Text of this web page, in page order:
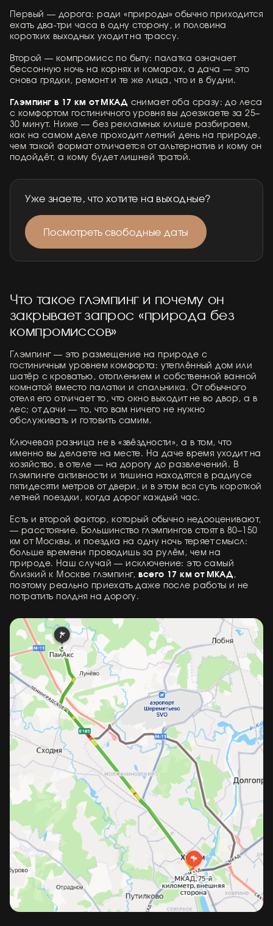
Первый — дорога: ради «природы» обычно приходится
ехать два-три часа в одну сторону, и половина
коротких выходных уходит на трассу.
Второй — компромисс по быту: палатка означает
бессонную ночь на корнях и комарах, а дача — это
снова грядки, ремонт и те же лица, что и в будни.
Глэмпинг в 17 км от МКАД снимает оба сразу: до леса
с комфортом гостиничного уровня вы доезжаете за 25–
30 минут. Ниже — без рекламных клише разбираем,
как на самом деле проходит летний день на природе,
чем такой формат отличается от альтернатив и кому он
подойдёт, а кому будет лишней тратой.
Уже знаете, что хотите на выходные?
Посмотреть свободные даты
Что такое глэмпинг и почему он
закрывает запрос «природа без
компромиссов»
Глэмпинг — это размещение на природе с
гостиничным уровнем комфорта: утеплённый дом или
шатёр с кроватью, отоплением и собственной ванной
комнатой вместо палатки и спальника. От обычного
отеля его отличает то, что окно выходит не во двор, а в
лес; от дачи — то, что вам ничего не нужно
обслуживать и готовить самим.
Ключевая разница не в «звёздности», а в том, что
именно вы делаете на месте. На даче время уходит на
хозяйство, в отеле — на дорогу до развлечений. В
глэмпинге активности и тишина находятся в радиусе
пятидесяти метров от двери, и в этом вся суть короткой
летней поездки, когда дорог каждый час.
Есть и второй фактор, который обычно недооценивают,
— расстояние. Большинство глэмпингов стоят в 80–150
км от Москвы, и поездка на одну ночь теряет смысл:
больше времени проводишь за рулём, чем на
природе. Наш случай — исключение: это самый
близкий к Москве глэмпинг,всего 17 км от МКАД,
поэтому реально приехать даже после работы и не
потратить полдня на дорогу.